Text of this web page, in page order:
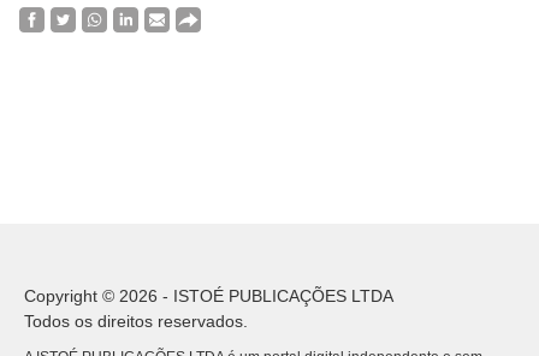
Copyright © 2026 - ISTOÉ PUBLICAÇÕES LTDA
Todos os direitos reservados.